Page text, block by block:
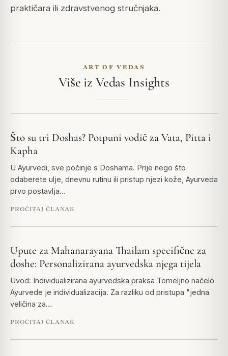
praktičara ili zdravstvenog stručnjaka.
ART OF VEDAS
Više iz Vedas Insights
Što su tri Doshas? Potpuni vodič za Vata, Pitta i
Kapha
U Ayurvedi, sve počinje s Doshama. Prije nego što
odaberete ulje, dnevnu rutinu ili pristup njezi kože, Ayurveda
prvo postavlja…
PROČITAJ ČLANAK
Upute za Mahanarayana Thailam specifične za
doshe: Personalizirana ayurvedska njega tijela
Uvod: Individualizirana ayurvedska praksa Temeljno načelo
Ayurvede je individualizacija. Za razliku od pristupa "jedna
veličina za…
PROČITAJ ČLANAK